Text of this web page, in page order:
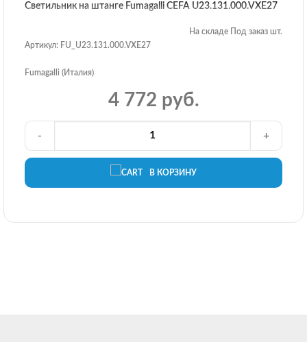
Светильник на штанге Fumagalli CEFA U23.131.000.VXE27
На складе Под заказ шт.
Артикул: FU_U23.131.000.VXE27
Fumagalli (Италия)
4 772 руб.
В КОРЗИНУ
- +